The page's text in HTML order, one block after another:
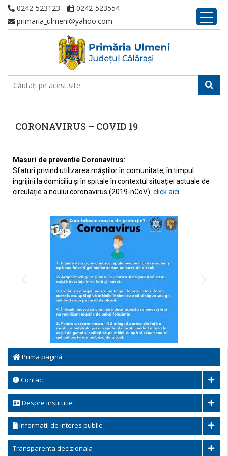
0242-523123
0242-523554
primaria_ulmeni@yahoo.com
CORONAVIRUS – COVID 19
Prima pagină
Contact
Despre institutie
Informatii de interes public
Transparenta decizionala
Masuri de preventie Coronavirus:
Sfaturi privind utilizarea măștilor în comunitate, în timpul
îngrijirii la domiciliu și în spitale în contextul situației actuale de
circulație a noului coronavirus (2019-nCoV): click aici